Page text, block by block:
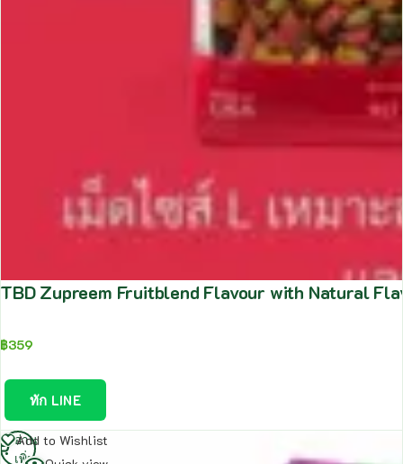
TBD Zupreem Fruitblend Flavour with Natural
฿359
ทัก LINE
Add to Wishlist
อ่าน
เพิ่ม